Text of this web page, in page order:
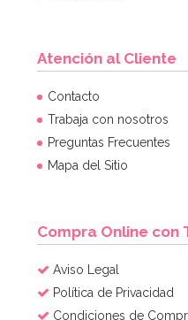
Atención al Cliente
Contacto
Trabaja con nosotros
Preguntas Frecuentes
Mapa del Sitio
Compra Online con
Aviso Legal
Política de Privacidad
Condiciones de